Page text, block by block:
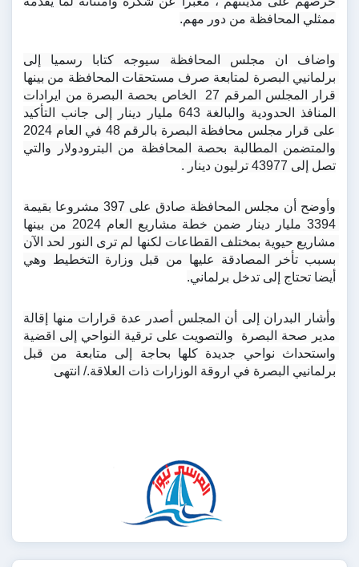
ممثلي المحافظة من دور مهم.
تصل إلى 43977 ترليون دينار .
أيضا تحتاج إلى تدخل برلماني.
برلمانيي البصرة في اروقة الوزارات ذات العلاقة./ انتهى